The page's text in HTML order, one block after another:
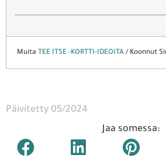
Muita TEE ITSE -KORTTI-IDEOITA / Koonnut
Päivitetty 05/2024
Jaa somessa: